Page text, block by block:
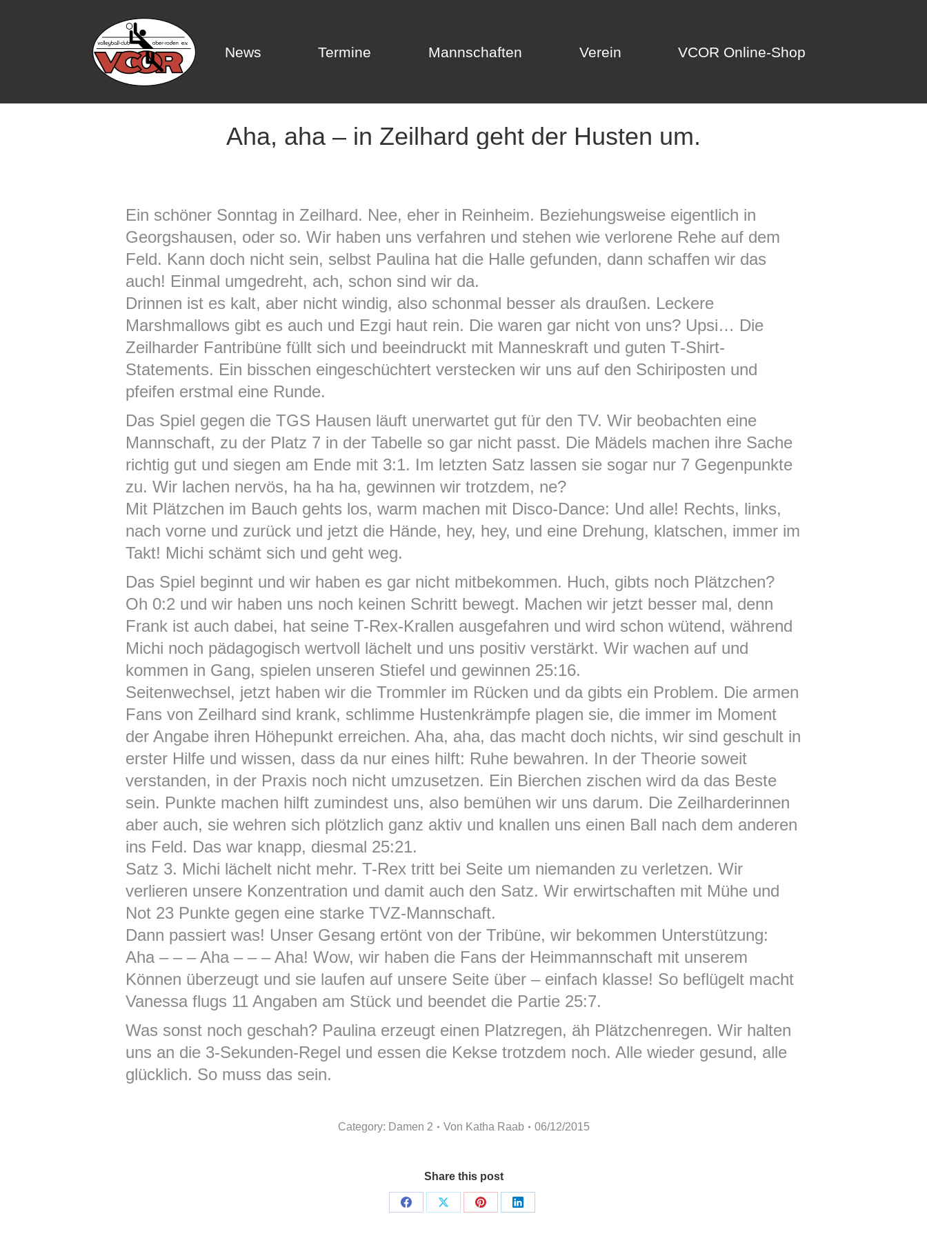
News Termine Mannschaften Verein VCOR Online-Shop
Aha, aha – in Zeilhard geht der Husten um.
Ein schöner Sonntag in Zeilhard. Nee, eher in Reinheim. Beziehungsweise eigentlich in
Georgshausen, oder so. Wir haben uns verfahren und stehen wie verlorene Rehe auf dem
Feld. Kann doch nicht sein, selbst Paulina hat die Halle gefunden, dann schaffen wir das
auch! Einmal umgedreht, ach, schon sind wir da.
Drinnen ist es kalt, aber nicht windig, also schonmal besser als draußen. Leckere
Marshmallows gibt es auch und Ezgi haut rein. Die waren gar nicht von uns? Upsi… Die
Zeilharder Fantribüne füllt sich und beeindruckt mit Manneskraft und guten T-Shirt-
Statements. Ein bisschen eingeschüchtert verstecken wir uns auf den Schiriposten und
pfeifen erstmal eine Runde.
Das Spiel gegen die TGS Hausen läuft unerwartet gut für den TV. Wir beobachten eine
Mannschaft, zu der Platz 7 in der Tabelle so gar nicht passt. Die Mädels machen ihre Sache
richtig gut und siegen am Ende mit 3:1. Im letzten Satz lassen sie sogar nur 7 Gegenpunkte
zu. Wir lachen nervös, ha ha ha, gewinnen wir trotzdem, ne?
Mit Plätzchen im Bauch gehts los, warm machen mit Disco-Dance: Und alle! Rechts, links,
nach vorne und zurück und jetzt die Hände, hey, hey, und eine Drehung, klatschen, immer im
Takt! Michi schämt sich und geht weg.
Das Spiel beginnt und wir haben es gar nicht mitbekommen. Huch, gibts noch Plätzchen?
Oh 0:2 und wir haben uns noch keinen Schritt bewegt. Machen wir jetzt besser mal, denn
Frank ist auch dabei, hat seine T-Rex-Krallen ausgefahren und wird schon wütend, während
Michi noch pädagogisch wertvoll lächelt und uns positiv verstärkt. Wir wachen auf und
kommen in Gang, spielen unseren Stiefel und gewinnen 25:16.
Seitenwechsel, jetzt haben wir die Trommler im Rücken und da gibts ein Problem. Die armen
Fans von Zeilhard sind krank, schlimme Hustenkrämpfe plagen sie, die immer im Moment
der Angabe ihren Höhepunkt erreichen. Aha, aha, das macht doch nichts, wir sind geschult in
erster Hilfe und wissen, dass da nur eines hilft: Ruhe bewahren. In der Theorie soweit
verstanden, in der Praxis noch nicht umzusetzen. Ein Bierchen zischen wird da das Beste
sein. Punkte machen hilft zumindest uns, also bemühen wir uns darum. Die Zeilharderinnen
aber auch, sie wehren sich plötzlich ganz aktiv und knallen uns einen Ball nach dem anderen
ins Feld. Das war knapp, diesmal 25:21.
Satz 3. Michi lächelt nicht mehr. T-Rex tritt bei Seite um niemanden zu verletzen. Wir
verlieren unsere Konzentration und damit auch den Satz. Wir erwirtschaften mit Mühe und
Not 23 Punkte gegen eine starke TVZ-Mannschaft.
Dann passiert was! Unser Gesang ertönt von der Tribüne, wir bekommen Unterstützung:
Aha – – – Aha – – – Aha! Wow, wir haben die Fans der Heimmannschaft mit unserem
Können überzeugt und sie laufen auf unsere Seite über – einfach klasse! So beflügelt macht
Vanessa flugs 11 Angaben am Stück und beendet die Partie 25:7.
Was sonst noch geschah? Paulina erzeugt einen Platzregen, äh Plätzchenregen. Wir halten
uns an die 3-Sekunden-Regel und essen die Kekse trotzdem noch. Alle wieder gesund, alle
glücklich. So muss das sein.
Category: Damen 2 Von Katha Raab 06/12/2015
Share this post
Share
Share
Share
Share